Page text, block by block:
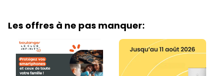
Les offres à ne pas manquer: